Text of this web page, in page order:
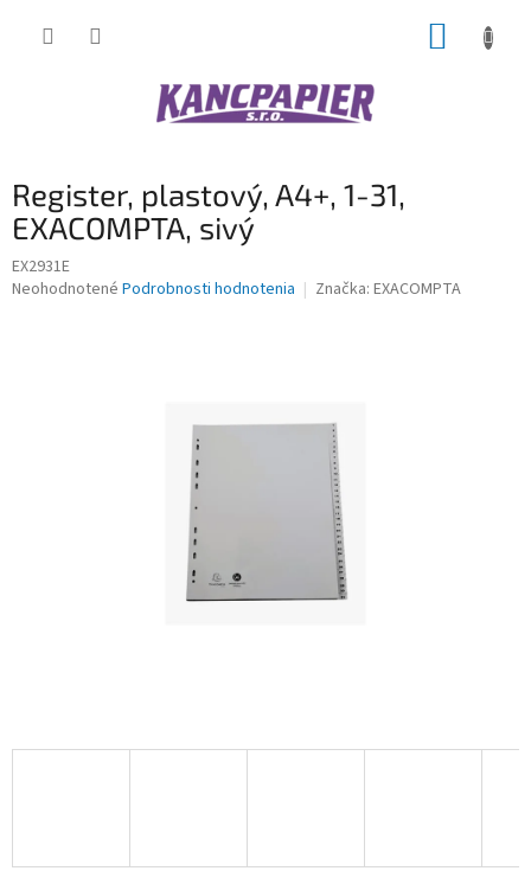
Register, plastový, A4+, 1-31,
EXACOMPTA, sivý
EX2931E
Priemerné
Neohodnotené Podrobnosti hodnotenia Značka: EXACOMPTA